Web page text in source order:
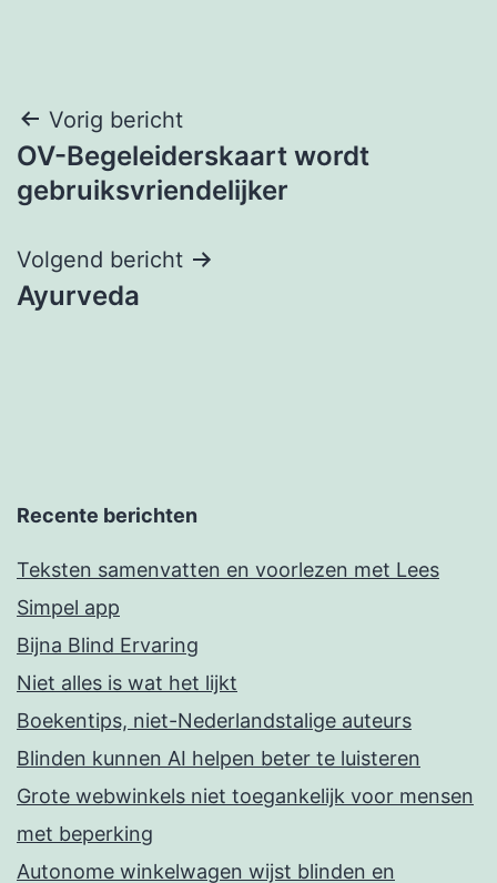
Bericht
navigatie
Vorig bericht
OV-Begeleiderskaart wordt
gebruiksvriendelijker
Volgend bericht
Ayurveda
Recente berichten
Teksten samenvatten en voorlezen met Lees
Simpel app
Bijna Blind Ervaring
Niet alles is wat het lijkt
Boekentips, niet-Nederlandstalige auteurs
Blinden kunnen AI helpen beter te luisteren
Grote webwinkels niet toegankelijk voor mensen
met beperking
Autonome winkelwagen wijst blinden en